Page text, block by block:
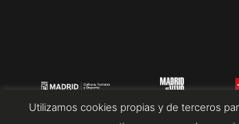
Utilizamos cookies propias y de terceros